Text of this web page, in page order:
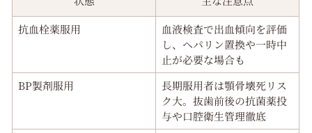
抗血栓薬服用
血液検査で出血傾向を評価
し、ヘパリン置換や一時中
止が必要な場合も
BP製剤服用
長期服用者は顎骨壊死リス
ク大。抜歯前後の抗菌薬投
与や口腔衛生管理徹底